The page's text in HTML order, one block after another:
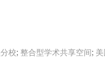
校; 整合型学术共享空间;